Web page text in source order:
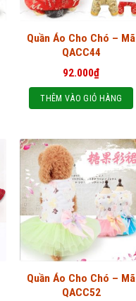
Quần Áo Cho Chó – Mã
QACC44
92.000₫
THÊM VÀO GIỎ HÀNG
Quần Áo Cho Chó – Mã
QACC52